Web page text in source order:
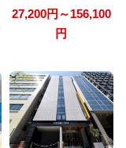
27,200円～156,100
円